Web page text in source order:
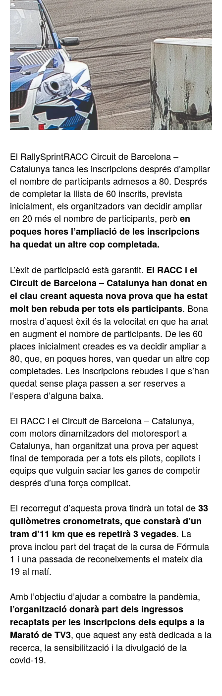
El RallySprintRACC Circuit de Barcelona –
Catalunya tanca les inscripcions després d’ampliar
el nombre de participants admesos a 80. Després
de completar la llista de 60 inscrits, prevista
inicialment, els organitzadors van decidir ampliar
en 20 més el nombre de participants, peròen
poques hores l’ampliació de les inscripcions
ha quedat un altre cop completada.
L’èxit de participació està garantit. El RACC i el
Circuit de Barcelona – Catalunya han donat en
el clau creant aquesta nova prova que ha estat
molt ben rebuda per tots els participants. Bona
mostra d’aquest èxit és la velocitat en que ha anat
en augment el nombre de participants. De les 60
places inicialment creades es va decidir ampliar a
80, que, en poques hores, van quedar un altre cop
completades. Les inscripcions rebudes i que s’han
quedat sense plaça passen a ser reserves a
l’espera d’alguna baixa.
El RACC i el Circuit de Barcelona – Catalunya,
com motors dinamitzadors del motoresport a
Catalunya, han organitzat una prova per aquest
final de temporada per a tots els pilots, copilots i
equips que vulguin saciar les ganes de competir
després d’una força complicat.
El recorregut d’aquesta prova tindrà un total de33
quilòmetres cronometrats, que constarà d’un
tram d’11 km que es repetirà 3 vegades. La
prova inclou part del traçat de la cursa de Fórmula
1 i una passada de reconeixements el mateix dia
19 al matí.
Amb l’objectiu d’ajudar a combatre la pandèmia,
l’organització donarà part dels ingressos
recaptats per les inscripcions dels equips a la
Marató de TV3, que aquest any està dedicada a la
recerca, la sensibilització i la divulgació de la
covid-19.